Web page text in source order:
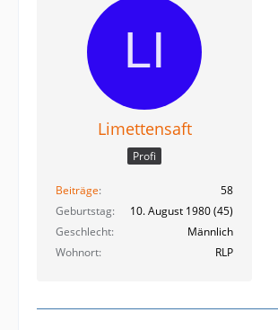
Limettensaft
Profi
Beiträge
58
Geburtstag
10. August 1980 (45)
Geschlecht
Männlich
Wohnort
RLP